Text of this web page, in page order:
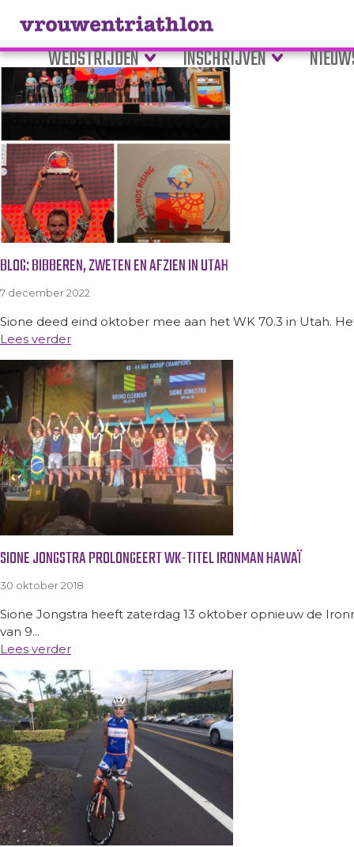
WEDSTRIJDEN INSCHRIJVEN
Tag Archive: WK
BLOG: BIBBEREN, ZWETEN EN AFZIEN IN UTAH
7 december 2022
Sione deed eind oktober mee aan het WK 70.3 in Utah.
Lees verder
SIONE JONGSTRA PROLONGEERT WK-TITEL IRONMAN HAWAÏ
30 oktober 2018
Sione Jongstra heeft zaterdag 13 oktober opnieuw de
van 9...
Lees verder